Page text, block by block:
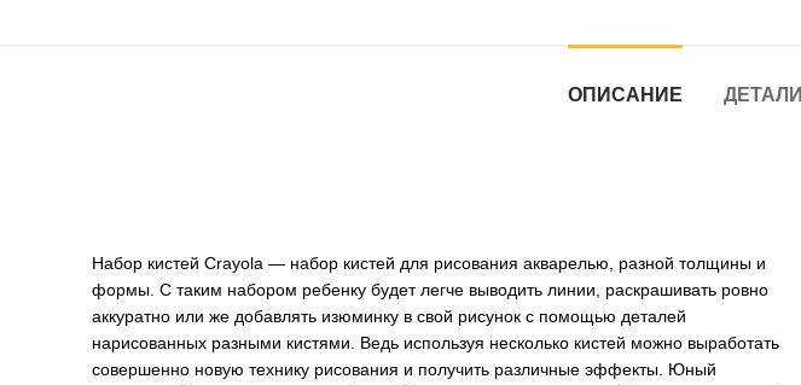
ОПИСАНИЕ ДЕТАЛИ
Набор кистей Crayola — набор кистей для рисования акварелью, разной толщины и
формы. С таким набором ребенку будет легче выводить линии, раскрашивать ровно
аккуратно или же добавлять изюминку в свой рисунок с помощью деталей
нарисованных разными кистями. Ведь используя несколько кистей можно выработать
совершенно новую технику рисования и получить различные эффекты. Юный